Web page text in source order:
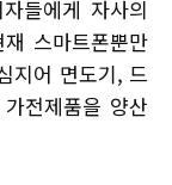
들에게 자사의
스마트폰뿐만
지어 면도기, 드
전제품을 양산